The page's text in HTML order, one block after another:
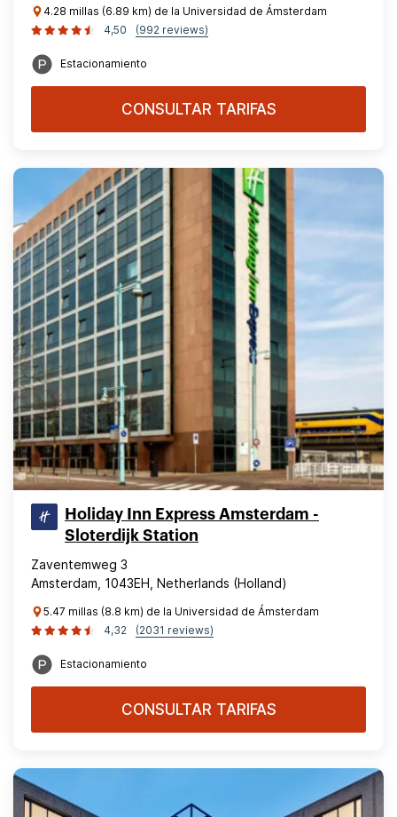
4.28 millas (6.89 km) de la Universidad de Ámsterdam
4,50
(992 reviews)
Estacionamiento
CONSULTAR TARIFAS
Holiday Inn Express Amsterdam -
Sloterdijk Station
Zaventemweg 3
Amsterdam, 1043EH, Netherlands (Holland)
5.47 millas (8.8 km) de la Universidad de Ámsterdam
4,32
(2031 reviews)
Estacionamiento
CONSULTAR TARIFAS